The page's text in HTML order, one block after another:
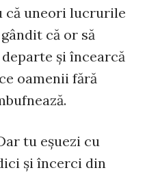
că uneori lucrurile
că or să
și încearcă
oamenii fără
tu eșuezi cu
și încerci din